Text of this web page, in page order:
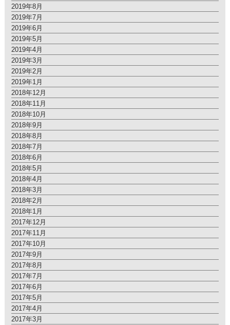
2019年8月
2019年7月
2019年6月
2019年5月
2019年4月
2019年3月
2019年2月
2019年1月
2018年12月
2018年11月
2018年10月
2018年9月
2018年8月
2018年7月
2018年6月
2018年5月
2018年4月
2018年3月
2018年2月
2018年1月
2017年12月
2017年11月
2017年10月
2017年9月
2017年8月
2017年7月
2017年6月
2017年5月
2017年4月
2017年3月